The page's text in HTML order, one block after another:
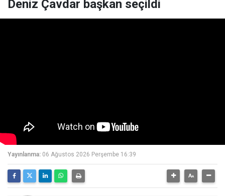
Deniz Çavdar başkan seçildi
Yayınlanma: 06 Ağustos 2026 Perşembe 16:39